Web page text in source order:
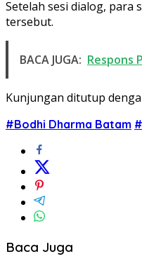
Setelah sesi dialog, para
tersebut.
BACA JUGA: Respons
Kunjungan ditutup
#Bodhi Dharma Batam
Baca Juga